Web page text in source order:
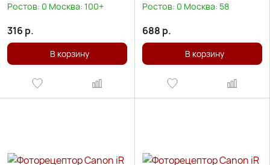
Ростов: 0 Москва: 100+
316 р.
В корзину
Ростов: 0 Москва: 58
688 р.
В корзину